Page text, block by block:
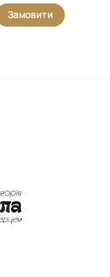
Замовити